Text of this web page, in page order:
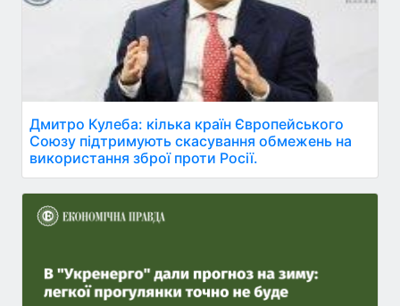
Дмитро Кулеба: кілька країн Європейського
Союзу підтримують скасування обмежень на
використання зброї проти Росії.